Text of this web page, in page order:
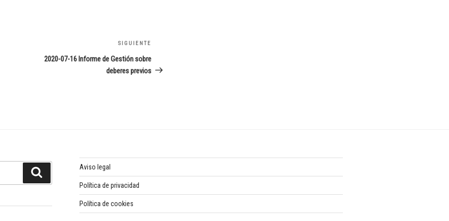
entrada
SIGUIENTE
2020-07-16 Informe de Gestión sobre
deberes previos
Aviso legal
Política de privacidad
Política de cookies